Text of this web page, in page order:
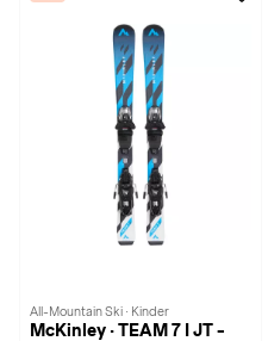
All-Mountain Ski · Kinder
McKinley · TEAM 7 I JT -